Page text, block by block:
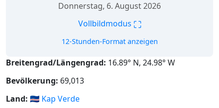
Donnerstag, 6. August 2026
Vollbildmodus ⛶
12-Stunden-Format anzeigen
Breitengrad/Längengrad: 16.89° N, 24.98° W
Bevölkerung: 69,013
Land: 🇨🇻 Kap Verde